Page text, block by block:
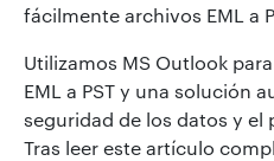
fácilmente archivos EML a
Utilizamos MS Outlook
EML a PST y una solución
seguridad de los datos y
Tras leer este artículo